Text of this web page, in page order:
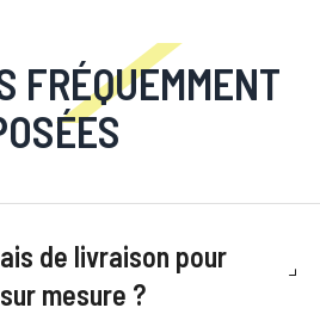
FRÉQUEMMENT
de livraison pour
mesure ?